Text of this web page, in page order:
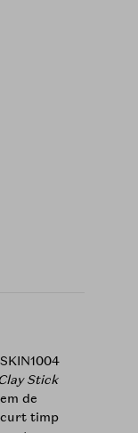
Stick
de
timp